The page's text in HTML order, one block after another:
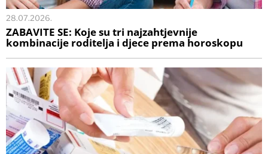
28.07.2026.
ZABAVITE SE: Koje su tri najzahtjevnije
kombinacije roditelja i djece prema horoskopu